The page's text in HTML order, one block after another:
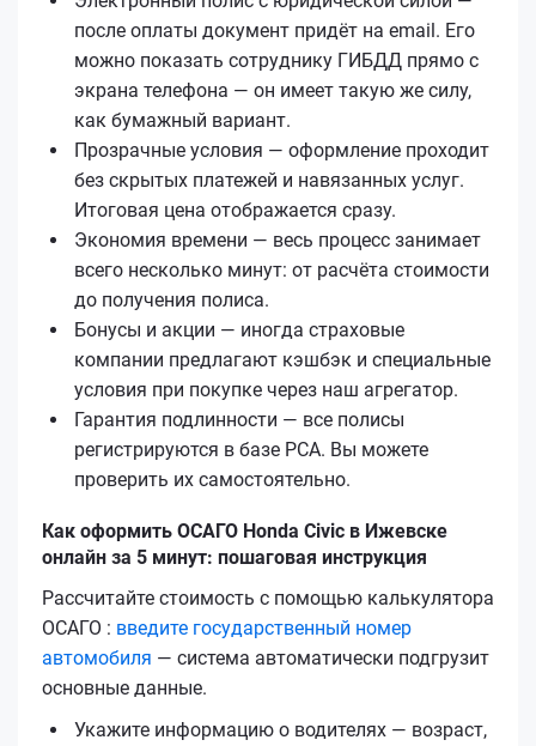
после оплаты документ придёт на email. Его
можно показать сотруднику ГИБДД прямо с
экрана телефона — он имеет такую же силу,
как бумажный вариант.
Прозрачные условия — оформление проходит
без скрытых платежей и навязанных услуг.
Итоговая цена отображается сразу.
Экономия времени — весь процесс занимает
всего несколько минут: от расчёта стоимости
до получения полиса.
Бонусы и акции — иногда страховые
компании предлагают кэшбэк и специальные
условия при покупке через наш агрегатор.
Гарантия подлинности — все полисы
регистрируются в базе РСА. Вы можете
проверить их самостоятельно.
Как оформить ОСАГО Honda Civic в Ижевске
онлайн за 5 минут: пошаговая инструкция
Рассчитайте стоимость с помощью калькулятора
ОСАГО : введите государственный номер
автомобиля — система автоматически подгрузит
основные данные.
Укажите информацию о водителях — возраст,